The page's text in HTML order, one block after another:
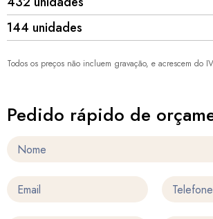
144 unidades
Todos os preços não incluem gravação, e acrescem do
Pedido rápido de